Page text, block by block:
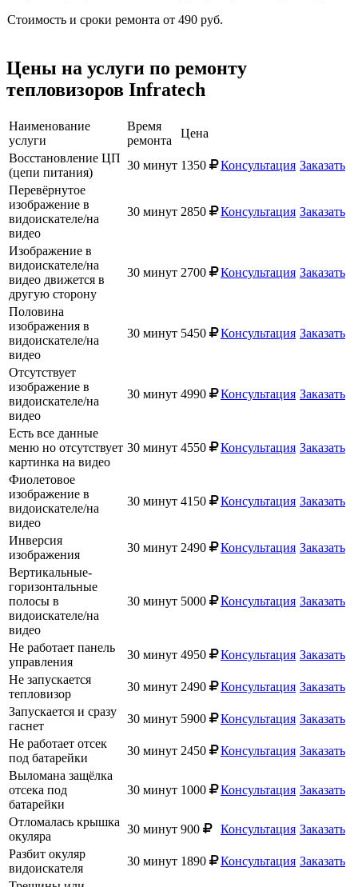
Стоимость и сроки ремонта от 490 руб.
Цены на услуги по ремонту
тепловизоров Infratech
Наименование
услуги
Время
ремонта
Цена
Восстановление ЦП
(цепи питания)
30 минут 1350 Консультация Заказать
Перевёрнутое
изображение в
видоискателе/на
видео
30 минут 2850 Консультация Заказать
Изображение в
видоискателе/на
видео движется в
другую сторону
30 минут 2700 Консультация Заказать
Половина
изображения в
видоискателе/на
видео
30 минут 5450 Консультация Заказать
Отсутствует
изображение в
видоискателе/на
видео
30 минут 4990 Консультация Заказать
Есть все данные
меню но отсутствует
картинка на видео
30 минут 4550 Консультация Заказать
Фиолетовое
изображение в
видоискателе/на
видео
30 минут 4150 Консультация Заказать
Инверсия
изображения
30 минут 2490 Консультация Заказать
Вертикальные-
горизонтальные
полосы в
видоискателе/на
видео
30 минут 5000 Консультация Заказать
Не работает панель
управления
30 минут 4950 Консультация Заказать
Не запускается
тепловизор
30 минут 2490 Консультация Заказать
Запускается и сразу
гаснет
30 минут 5900 Консультация Заказать
Не работает отсек
под батарейки
30 минут 2450 Консультация Заказать
Выломана защёлка
отсека под
батарейки
30 минут 1000 Консультация Заказать
Отломалась крышка
окуляра
30 минут 900 Консультация Заказать
Разбит окуляр
видоискателя
30 минут 1890 Консультация Заказать